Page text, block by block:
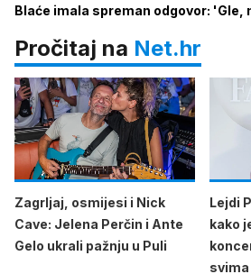
Blaće imala spreman odgovor: 'Gle,
Pročitaj na Net.hr
Zagrljaj, osmijesi i Nick
Cave: Jelena Perčin i Ante
Gelo ukrali pažnju u Puli
Lejdi
kako
svima